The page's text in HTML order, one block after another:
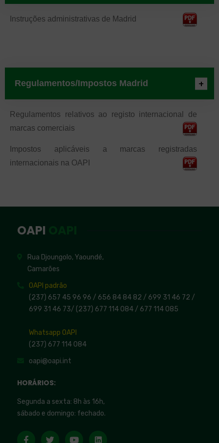
Instruções administrativas de Madrid
Regulamentos/Impostos Madrid
Regulamentos relativos ao registo internacional de
marcas comerciais
Impostos aplicáveis ​​a marcas registradas
internacionais na OAPI
OAPI
Rua Djoungolo, Yaoundé,
Camarões
OAPI padrão
(237) 657 45 96 96 / 656 84 84 82 / 699 31 46 72 /
699 31 46 73/ (237) 677 114 084 / 677 114 085
Whatsapp OAPI
(237) 677 114 084
oapi@oapi.int
HORÁRIOS:
Segunda a sexta: 8h às 16h,
sábado e domingo: fechado.